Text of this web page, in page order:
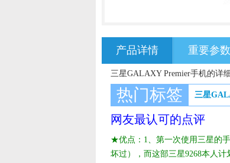
产品详情 重要参数
三星GALAXY Premier手机的详
热门标签 三星
网友最认可的点评
★优点：1、第一次使用三星的
坏过），而这部三星9268本人